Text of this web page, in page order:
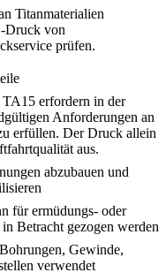
Titanmaterialien
Druck von
prüfen.
erfordern in der
Anforderungen an
erfüllen. Der Druck allein
aus.
abzubauen und
für ermüdungs- oder
Betracht gezogen werden
Gewinde,
verwendet